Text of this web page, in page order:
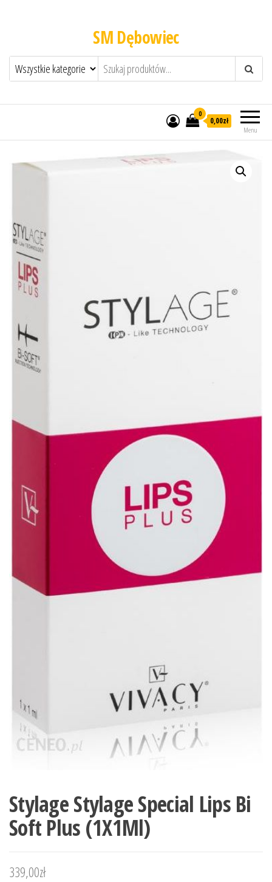
SM Dębowiec
Menu
0
0,00zł
Stylage Stylage Special Lips Bi
Soft Plus (1X1Ml)
339,00zł